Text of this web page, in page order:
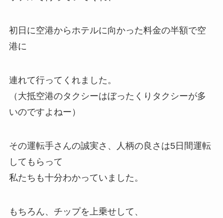
初日に空港からホテルに向かった料金の半額で空
港に
連れて行ってくれました。
（大抵空港のタクシーはぼったくりタクシーが多
いのですよねー）
その運転手さんの誠実さ、人柄の良さは5日間運転
してもらって
私たちも十分わかっていました。
もちろん、チップを上乗せして、